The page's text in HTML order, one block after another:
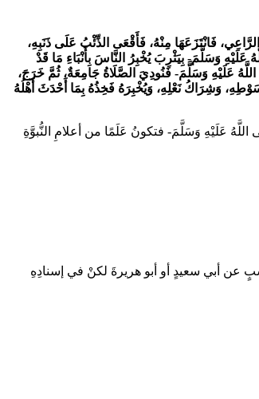
فَانْتَزَعَهَا مِنْهُ، فَأَقْعَى الذِّئْبُ عَلَى ذَنَبِهِ،
وَسَلَّمَ- بِيَثْرِبَ يُخْبِرُ النَّاسَ بِأَنْبَاءِ مَا قَدْ
عَلَيْهِ وَسَلَّمَ- فَنُودِيَ الصَّلَاةُ جَامِعَةٌ، ثُمَّ خَرَجَ،
وَشِرَاكُ نَعْلِهِ، وَيُخْبِرَهُ فَخِذُهُ بِمَا أَحْدَثَ أَهْلُهُ
عَلَيْهِ وَسَلَّمَ- فتكونُ عَلَمًا من أعلامِ النُّبوَّةِ
عن أبي سعيدٍ أو أبو هريرةَ لكنْ في إسنادِهِ